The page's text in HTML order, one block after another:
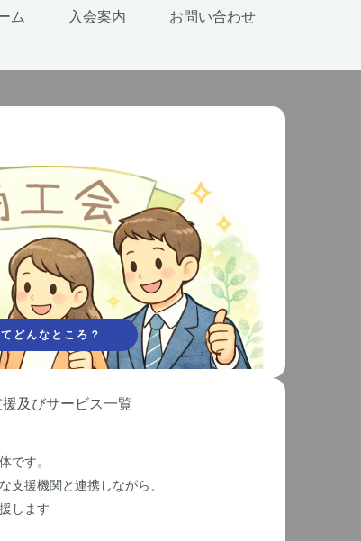
ム 入会案内 お問い合わせ
どんなところ？
及びサービス一覧
です。
支援機関と連携しながら、
します